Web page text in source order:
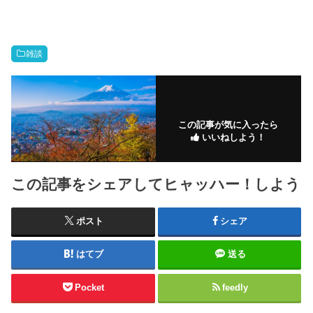
雑談
この記事が気に入ったら
いいねしよう！
この記事をシェアしてヒャッハー！しよう
ポスト シェア
はてブ 送る
Pocket feedly